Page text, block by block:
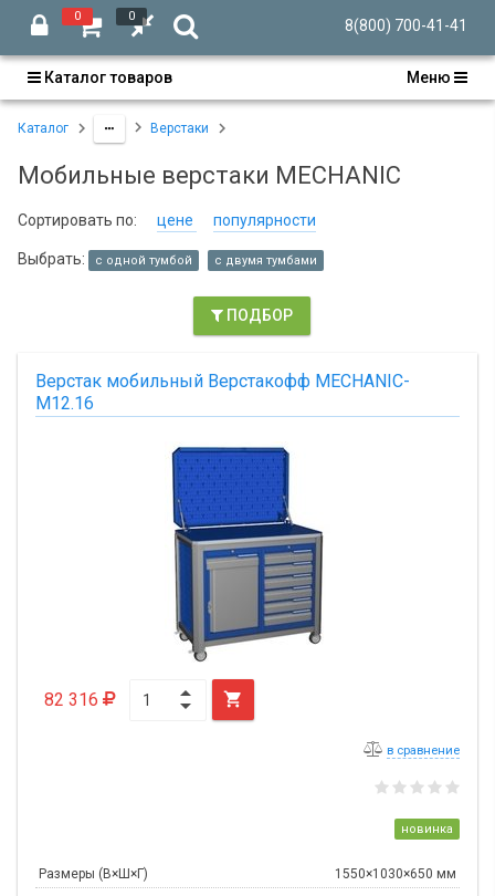
0 0
8(800) 700-41-41
Каталог товаров Меню
Каталог Верстаки
Мобильные верстаки MECHANIC
Сортировать по: цене популярности
Выбрать: с одной тумбой с двумя тумбами
ПОДБОР
Верстак мобильный Верстакофф MECHANIC-
М12.16
82 316 
в сравнение
новинка
Размеры (В×Ш×Г) 1550×1030×650 мм